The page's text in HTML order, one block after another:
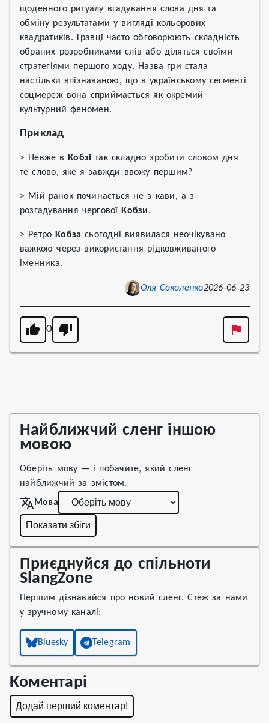
щоденного ритуалу вгадування слова дня та
обміну результатами у вигляді кольорових
квадратиків. Гравці часто обговорюють складність
обраних розробниками слів або діляться своїми
стратегіями першого ходу. Назва гри стала
настільки впізнаваною, що в українському сегменті
соцмереж вона сприймається як окремий
культурний феномен.
Приклад
> Невже в Кобзі так складно зробити словом дня
те слово, яке я завжди ввожу першим?
> Мій ранок починається не з кави, а з
розгадування чергової Кобзи.
> Ретро Кобза сьогодні виявилася неочікувано
важкою через використання рідковживаного
іменника.
Оля Соколенко2026-06-23
0
Найближчий сленг іншою
мовою
Оберіть мову — і побачите, який сленг
найближчий за змістом.
Мова
Показати збіги
Приєднуйся до спільноти
SlangZone
Першим дізнавайся про новий сленг. Стеж за нами
у зручному каналі:
Bluesky Telegram
Коментарі
Додай перший коментар!